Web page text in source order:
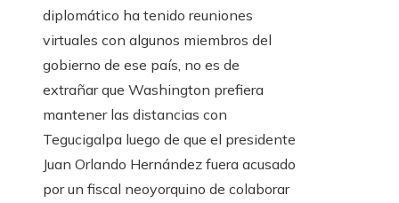
diplomático ha tenido reuniones
virtuales con algunos miembros del
gobierno de ese país, no es de
extrañar que Washington prefiera
mantener las distancias con
Tegucigalpa luego de que el presidente
Juan Orlando Hernández fuera acusado
por un fiscal neoyorquino de colaborar